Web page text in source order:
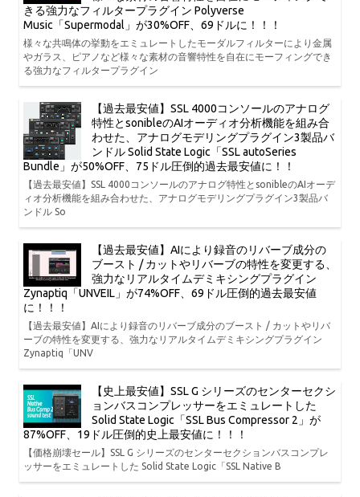
きる強力なフィルタープラグイン Polyverse
Music「Supermodal」が30%OFF、69ドルに！！！
様々な共鳴体の挙動をエミュレートしたモーダルフィルターにより金属
やガラス、ピアノなど様々な素材の音響特性を自在にモーフィングでき
る強力なフィルタープラグイン
【過去最安値】SSL 4000コンソールのアナログ
特性とsonibleのAIオーディオ分析機能を組み合
わせた、アナログモデリングプラグイン3製品バ
ンドル Solid State Logic「SSL autoSeries
Bundle」が50%OFF、75ドル圧倒的過去最安値に！！
【過去最安値】SSL 4000コンソールのアナログ特性とsonibleのAIオーデ
ィオ分析機能を組み合わせた、アナログモデリングプラグイン3製品バ
ンドル So
【過去最安値】AIにより録音のリバーブ成分の
ブースト / カットやリバーブの特性を変更する、
強力なリアルタイムデミキシングプラグイン
Zynaptiq「UNVEIL」が74%OFF、69ドル圧倒的過去最安値
に！！！
【過去最安値】AIにより録音のリバーブ成分のブースト / カットやリバ
ーブの特性を変更する、強力なリアルタイムデミキシングプラグイン
Zynaptiq「UNV
【史上最安値】SSL G シリーズのセンターセクシ
ョンバスコンプレッサーをエミュレートした
Solid State Logic「SSL Bus Compressor 2」が
87%OFF、19ドル圧倒的史上最安値に！！！
【価格崩壊セール】SSL G シリーズのセンターセクションバスコンプレ
ッサーをエミュレートした Solid State Logic「SSL Native B